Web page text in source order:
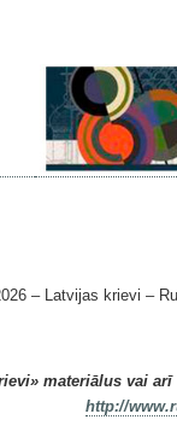
– Latvijas krievi –
materiālus vai
http://